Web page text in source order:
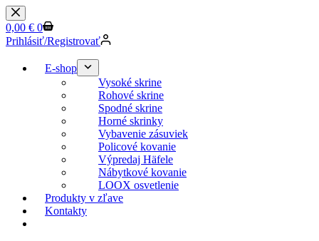
0,00 € 0
Prihlásiť/Registrovať
E-shop
Vysoké skrine
Rohové skrine
Spodné skrine
Horné skrinky
Vybavenie zásuviek
Policové kovanie
Výpredaj Häfele
Nábytkové kovanie
LOOX osvetlenie
Produkty v zľave
Kontakty